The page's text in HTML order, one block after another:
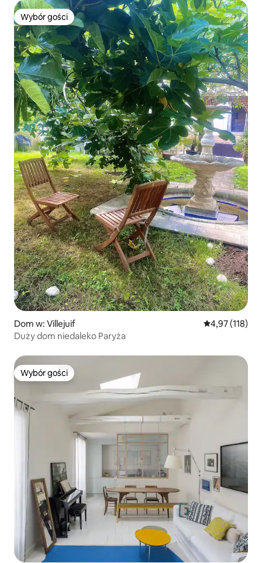
Wybór gości
Wybór gości
Dom w: Villejuif Średnia
4,97 (118)
Duży dom niedaleko Paryża
Wybór gości
Wybór gości